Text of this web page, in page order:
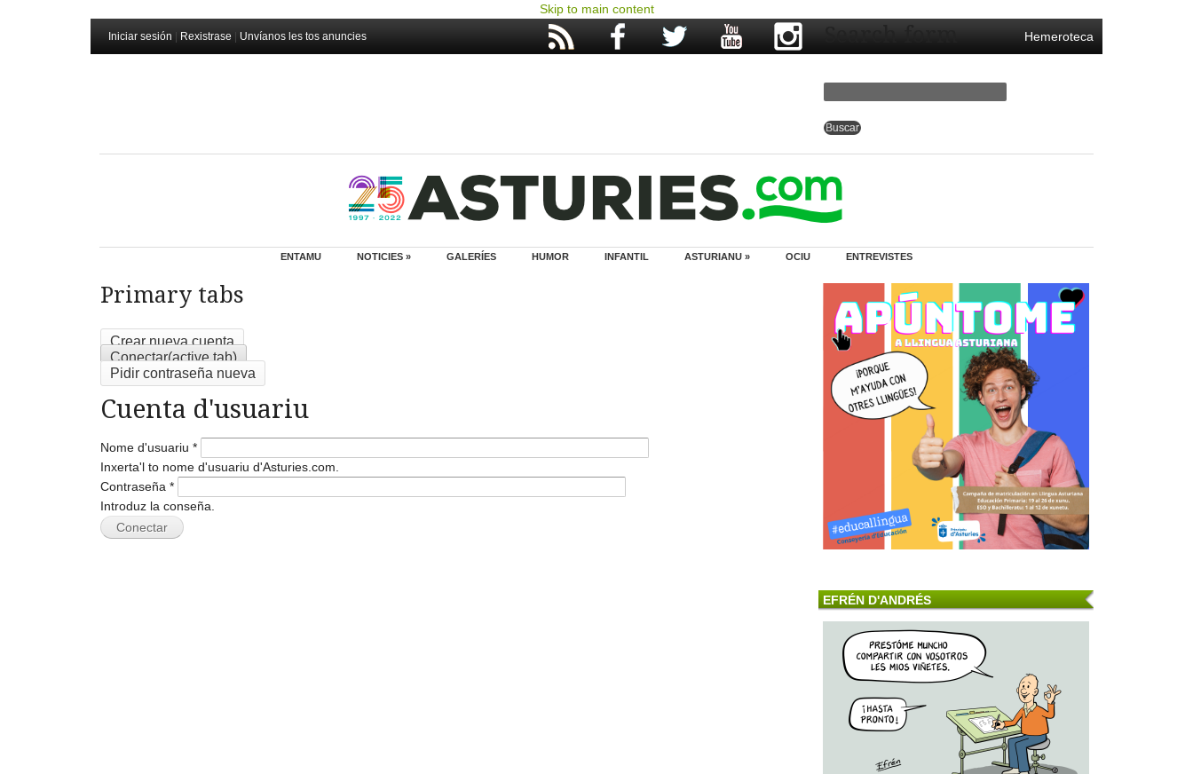
Skip to main content
Iniciar sesión Rexistrase Unvíanos les tos anuncies Hemeroteca
Search form
ENTAMU NOTICIES » GALERÍES HUMOR INFANTIL ASTURIANU » OCIU ENTREVISTES
Primary tabs
Crear nueva cuenta
Conectar(active tab)
Pidir contraseña nueva
Cuenta d'usuariu
Nome d'usuariu *
Inxerta'l to nome d'usuariu d'Asturies.com.
Contraseña *
Introduz la conseña.
EFRÉN D'ANDRÉS